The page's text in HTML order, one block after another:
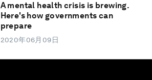
A mental health crisis is brewing.
Here's how governments can
prepare
2020年06月09日